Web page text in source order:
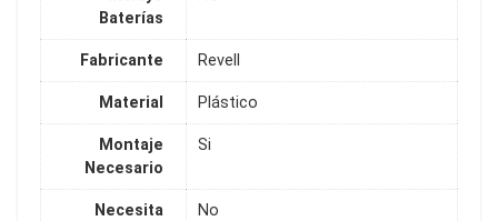
Baterías
Fabricante Revell
Material Plástico
Montaje
Necesario
Si
Necesita
No